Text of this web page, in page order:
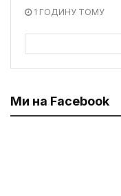
1 ГОДИНУ ТОМУ
Ми на Facebook